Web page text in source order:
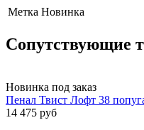
Метка Новинка
Сопутствующие
Новинка под заказ
Пенал Твист Лофт 38
14 475 руб